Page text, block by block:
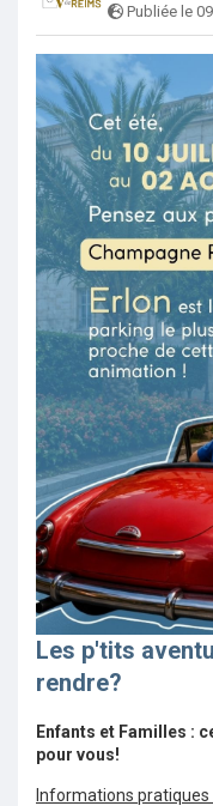
Publiée le
Les p'tits
rendre?
Enfants et Familles :
pour vous!
Informations pratiques